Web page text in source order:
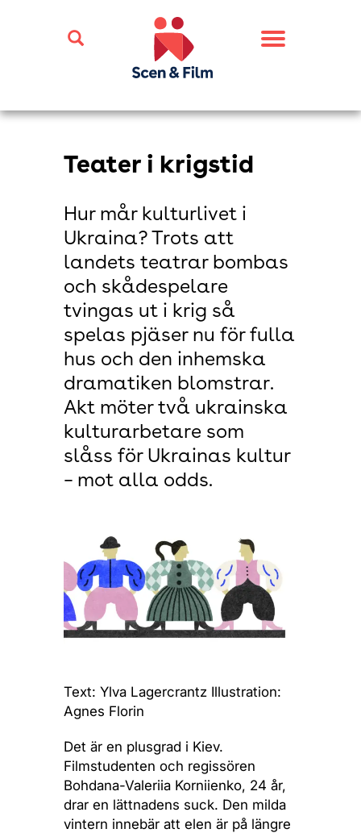
Toggle
Teater i krigstid
Hur mår kulturlivet i
Ukraina? Trots att
landets teatrar bombas
och skådespelare
tvingas ut i krig så
spelas pjäser nu för fulla
hus och den inhemska
dramatiken blomstrar.
Akt möter två ukrainska
kulturarbetare som
slåss för Ukrainas kultur
– mot alla odds.
Text: Ylva Lagercrantz Illustration:
Agnes Florin
Det är en plusgrad i Kiev.
Filmstudenten och regissören
Bohdana-Valeriia Korniienko, 24 år,
drar en lättnadens suck. Den milda
vintern innebär att elen är på längre